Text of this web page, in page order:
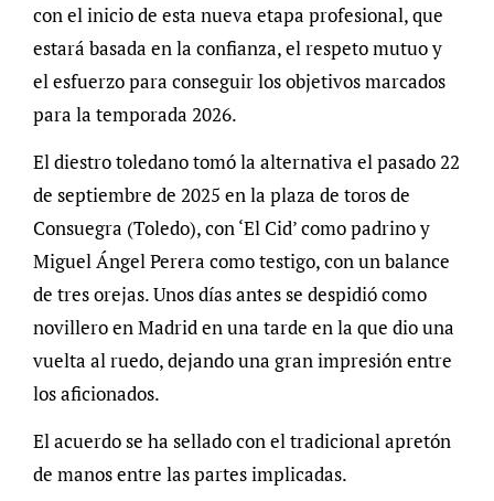
con el inicio de esta nueva etapa profesional, que
estará basada en la confianza, el respeto mutuo y
el esfuerzo para conseguir los objetivos marcados
para la temporada 2026.
El diestro toledano tomó la alternativa el pasado 22
de septiembre de 2025 en la plaza de toros de
Consuegra (Toledo), con ‘El Cid’ como padrino y
Miguel Ángel Perera como testigo, con un balance
de tres orejas. Unos días antes se despidió como
novillero en Madrid en una tarde en la que dio una
vuelta al ruedo, dejando una gran impresión entre
los aficionados.
El acuerdo se ha sellado con el tradicional apretón
de manos entre las partes implicadas.